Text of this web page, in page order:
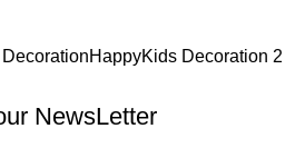
HappyKids Decoration 2
NewsLetter